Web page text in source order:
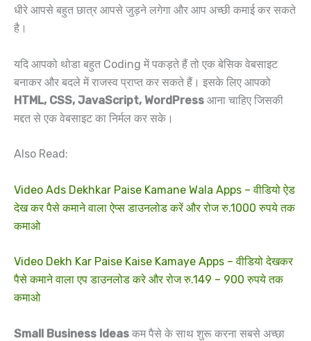
धीरे आपसे बहुत छात्र आपसे जुड़ने लगेगा और आप अच्छी कमाई कर सकते
है।
यदि आपको थोडा बहुत Coding में पकड़ते हैं तो एक बेसिक वेबसाइट
बनाकर और बदले में राजस्व प्राप्त कर सकते हैं। इसके लिए आपको
HTML, CSS, JavaScript, WordPress आना चाहिए जिसकी
मद्दत से एक वेबसाइट का निर्मल कर सके।
Also Read:
Video Ads Dekhkar Paise Kamane Wala Apps – वीडियो ऐड
देख कर पैसे कमाने वाला ऐप्स डाउनलोड करें और रोज रु.1000 रुपये तक
कमाओ
Video Dekh Kar Paise Kaise Kamaye Apps – वीडियो देखकर
पैसे कमाने वाला एप डाउनलोड करे और रोज रु.149 – 900 रुपये तक
कमाओ
Small Business Ideas कम पैसे के साथ शुरू करना सबसे अच्छा